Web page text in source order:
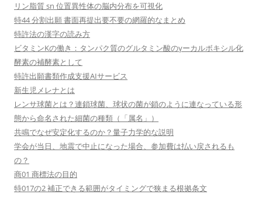
リン脂質 sn 位置異性体の脳内分布を可視化
特44 分割出願 書面再提出要不要の網羅的なまとめ
特許法の漢字の読み方
ビタミンKの働き：タンパク質のグルタミン酸のγーカルボキシル化
酵素の補酵素として
特許出願書類作成支援AIサービス
新生児メレナとは
レンサ球菌とは？連鎖球菌、球状の菌が鎖のように連なっている形
態から命名された細菌の種類（「属名」）
共鳴でなぜ安定化するのか？量子力学的な説明
学会が当日、地震で中止になった場合、参加費は払い戻されるも
の？
商01 商標法の目的
特017の2 補正できる範囲がタイミングで狭まる根拠条文